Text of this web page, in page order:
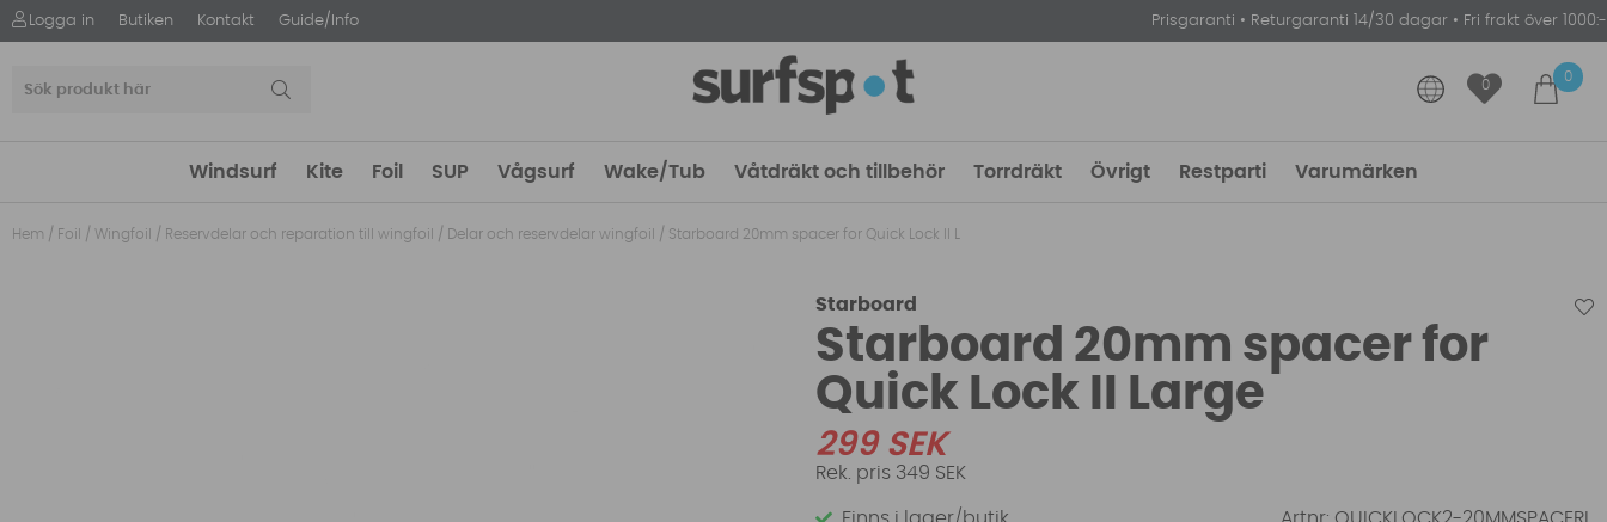
Logga in Butiken Kontakt Guide/Info Prisgaranti • Returgaranti 14/30 dagar • Fri frakt över 1000:-
0
0
Windsurf Kite Foil SUP Vågsurf Wake/Tub Våtdräkt och tillbehör Torrdräkt Övrigt Restparti Varumärken
Hem / Foil / Wingfoil / Reservdelar och reparation till wingfoil / Delar och reservdelar wingfoil / Starboard 20mm spacer for Quick Lock II L
Starboard
Starboard 20mm spacer for
Quick Lock II Large
299SEK
349 SEK
Finns i lager/butik Artnr: QUICKLOCK2-20MMSPACERL